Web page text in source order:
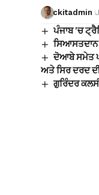
ckitadmin
ਪੰਜਾਬ ’ਚ
ਦੋਆਬੇ ਸਮੇਤ
ਅਤੇ ਸਿਰ ਦਰਦ
ਗੁਰਿੰਦਰ